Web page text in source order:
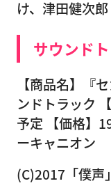
け、津田健次
サウンド
【商品名】『
ンドトラック
予定 【価格】
ーキャニオン
(C)2017「僕声